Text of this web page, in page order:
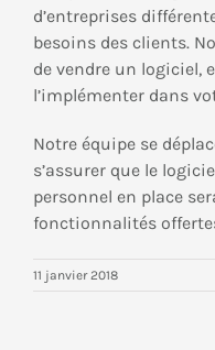
d’entreprises
besoins des clients.
de vendre un logiciel,
l’implémenter dans
Notre équipe se
s’assurer que le
personnel en place
fonctionnalités
11 janvier 2018